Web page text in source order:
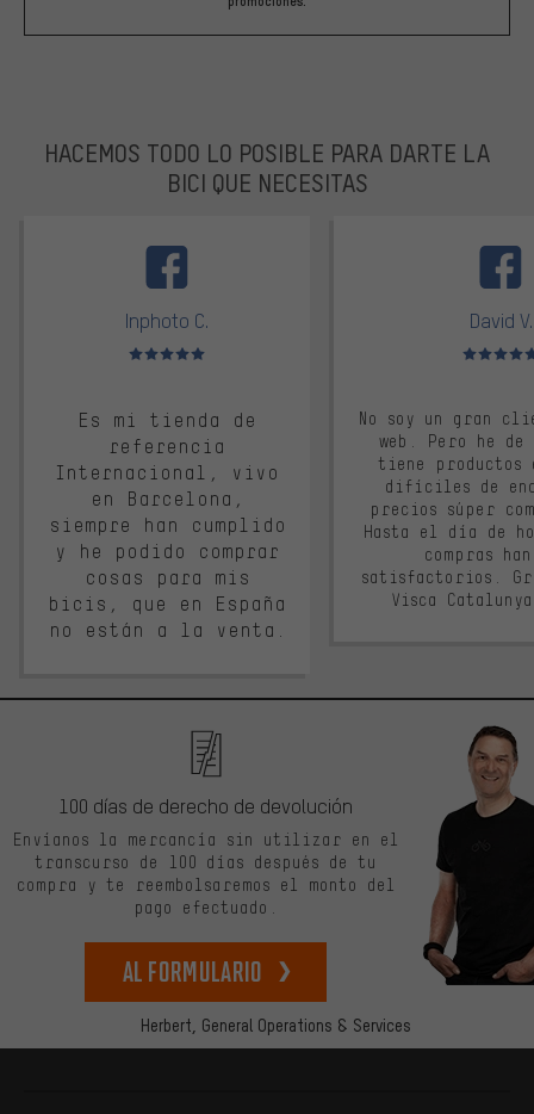
HACEMOS TODO LO POSIBLE PARA DARTE LA
BICI QUE NECESITAS
Inphoto C.
Valoración media: 5 de 5
Es mi tienda de
referencia
Internacional, vivo
en Barcelona,
siempre han cumplido
y he podido comprar
cosas para mis
bicis, que en España
no están a la venta.
David V.
Valoración
No soy un gran
web. Pero he
tiene productos
difíciles de
precios súper
Hasta el día de
compras
satisfactorios.
Visca
Herbert, General Operations & Services
100 días de derecho de devolución
Envíanos la mercancía sin utilizar en el
transcurso de 100 días después de tu
compra y te reembolsaremos el monto del
pago efectuado.
Al formulario